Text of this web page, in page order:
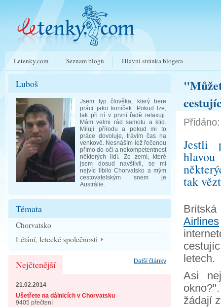
Letenky.com Seznam blogů Hlavní stránka blogera
Luboš
Jsem typ člověka, který bere
práci jako koníček. Pokud lze,
tak při ní v první řadě relaxuji.
Mám velmi rád samotu a klid.
Miluji přírodu a pokud mi to
práce dovoluje, trávím čas na
venkově. Nesnáším lež řečenou
přímo do očí a nekompetentnost
některých lidí. Ze zemí, které
jsem dosud navštívil, se mi
nejvíc líbilo Chorvatsko a mým
cestovatelským snem je
Austrálie.
Témata
Chorvatsko
Létání, letecké společnosti
Další články
Nejčtenější
21.02.2014
Ušetřete na dálnicích v Chorvatsku
9405 přečtení
Jestli
tak
Airlines
letech.
Asi
žádají